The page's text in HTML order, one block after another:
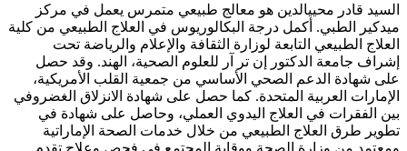
السيد قادر محييالدين هو معالج طبيعي متمرس يعمل في مركز
ميدكير الطبي. أكمل درجة البكالوريوس في العلاج الطبيعي من كلية
العلاج الطبيعي التابعة لوزارة الثقافة والإعلام والرياضة تحت
إشراف جامعة الدكتور إن تر آر للعلوم الصحية، الهند. وقد حصل
على شهادة الدعم الصحي الأساسي من جمعية القلب الأمريكية،
الإمارات العربية المتحدة. كما حصل على شهادة الانزلاق الغضروفي
بين الفقرات في العلاج اليدوي العملي، وحاصل على شهادة في
تطوير طرق العلاج الطبيعي من خلال خدمات الصحة الإماراتية
ومعتمد من وزارة الصحة ووقاية المجتمع في فحص وعلاج تقدم